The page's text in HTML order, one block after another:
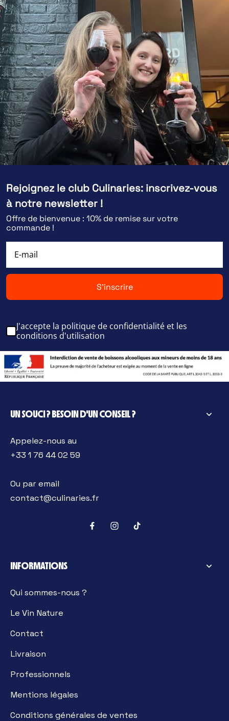
Rejoignez le club Culinaries: inscrivez-vous
à notre newsletter !
Offre de bienvenue : 10% de remise sur votre
commande !
S'inscrire
J'accepte la politique de confidentialité et les
conditions d'utilisation
UN SOUCI ? BESOIN D'UN CONSEIL ?
Appelez-nous au
+33 1 76 44 02 59
Ou par email
contact@culinaries.fr
INFORMATIONS
Qui sommes-nous ?
Le Vin Nature
Contact
Livraison
Professionnels
Mentions légales
Conditions générales de ventes